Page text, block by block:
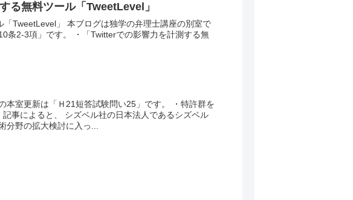
る無料ツール「TweetLevel」
TweetLevel」 本ブログは独学の弁理士講座の別室で
条2-3項」です。 ・「Twitterでの影響力を計測する無
本室更新は「Ｈ21短答試験問い25」です。 ・特許群を
事によると、 シズベル社の日本法人であるシズベル
分野の拡大検討に入っ...